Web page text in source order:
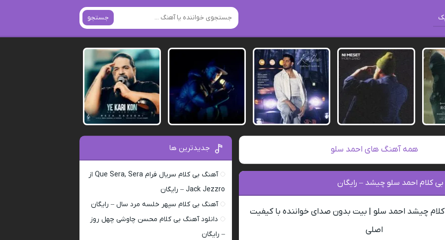
جستجو
همه آهنگ های احمد سلو
بی کلام احمد سلو چیشد – رایگان
کلام چیشد احمد سلو | بیت بدون صدای خواننده با کیفیت
اصلی
جدیدترین ها
آهنگ بی کلام سریال فرام Que Sera, Sera از
Jack Jezzro – رایگان
آهنگ بی کلام سپهر خلسه مرد سال – رایگان
دانلود آهنگ بی کلام محسن چاوشی چهل روز
– رایگان